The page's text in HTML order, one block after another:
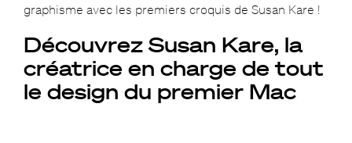
graphisme avec les premiers croquis de Susan Kare !
Découvrez Susan Kare, la
créatrice en charge de tout
le design du premier Mac